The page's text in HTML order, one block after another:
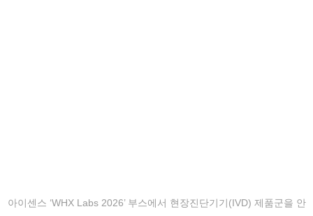
아이센스 ‘WHX Labs 2026’ 부스에서 현장진단기기(IVD) 제품군을 안